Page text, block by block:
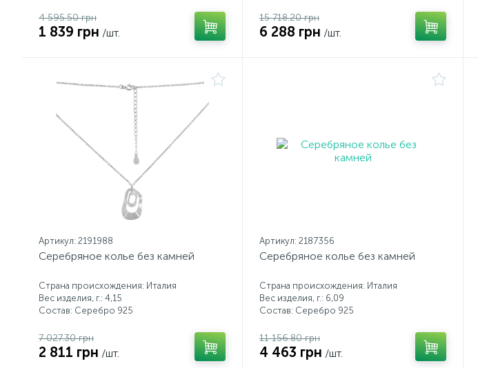
4 595.50 грн
1 839 грн /шт.
15 718.20 грн
6 288 грн /шт.
Артикул: 2191988
Серебряное колье без камней
Страна происхождения: Италия
Вес изделия, г.: 4,15
Состав: Серебро 925
7 027.30 грн
2 811 грн /шт.
Артикул: 2187356
Серебряное колье без камней
Страна происхождения: Италия
Вес изделия, г.: 6,09
Состав: Серебро 925
11 156.80 грн
4 463 грн /шт.